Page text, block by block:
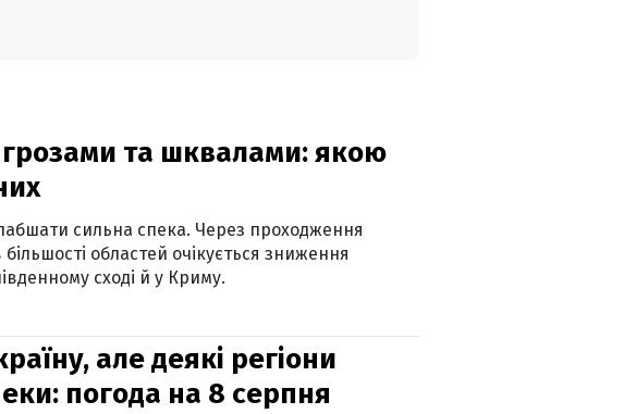
грозами та шквалами: якою
сильна спека. Через проходження
областей очікується зниження
сході й у Криму.
але деякі регіони
погода на 8 серпня